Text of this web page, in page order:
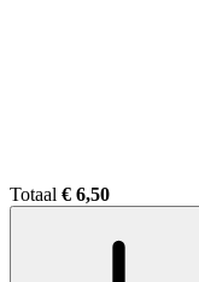
Totaal € 6,50